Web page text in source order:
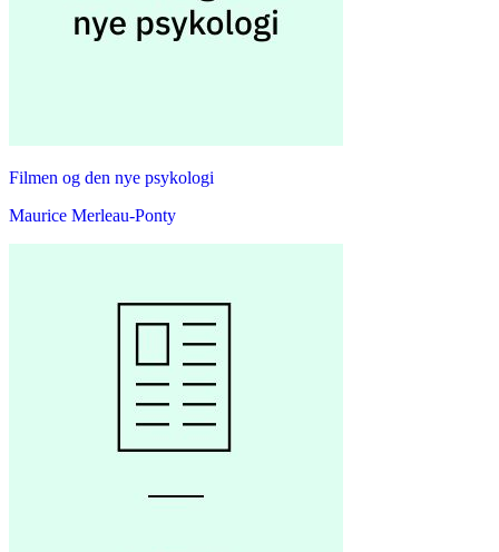
Filmen og den nye psykologi
Maurice Merleau-Ponty